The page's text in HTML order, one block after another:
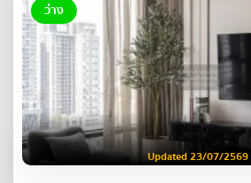
ว่าง
Updated 23/07/2569